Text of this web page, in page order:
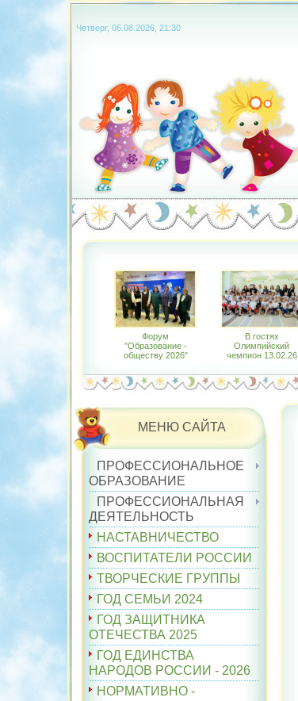
Четверг, 06.08.2026, 21:30
Форум
"Образование -
обществу 2026"
В гостях
Олимпийский
чемпион 13.02.26
МЕНЮ САЙТА
ПРОФЕССИОНАЛЬНОЕ
ОБРАЗОВАНИЕ
ПРОФЕССИОНАЛЬНАЯ
ДЕЯТЕЛЬНОСТЬ
НАСТАВНИЧЕСТВО
ВОСПИТАТЕЛИ РОССИИ
ТВОРЧЕСКИЕ ГРУППЫ
ГОД СЕМЬИ 2024
ГОД ЗАЩИТНИКА
ОТЕЧЕСТВА 2025
ГОД ЕДИНСТВА
НАРОДОВ РОССИИ - 2026
НОРМАТИВНО -